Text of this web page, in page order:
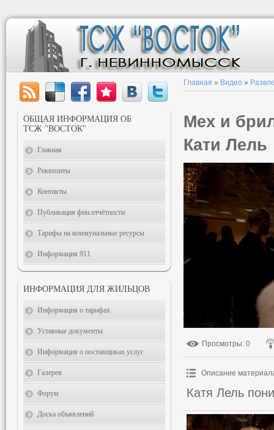
Главная » Видео »
Мех и
Кати Лель
Просмотры: 0
Описание
Катя Лель
ОБЩАЯ ИНФОРМАЦИЯ ОБ
ТСЖ "ВОСТОК"
Главная
Реквизиты
Контакты
Публикация фин.отчётности
Тарифы на коммунальные ресурсы
Информация 911
ИНФОРМАЦИЯ ДЛЯ ЖИЛЬЦОВ
Информация о тарифах
Уставные документы
Информация о поставщиках услуг
Галерея
Форум
Доска объявлений